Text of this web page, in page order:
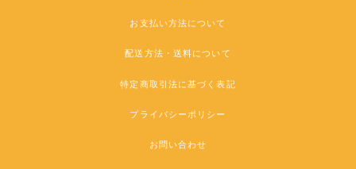
お支払い方法について
配送方法・送料について
特定商取引法に基づく表記
プライバシーポリシー
お問い合わせ